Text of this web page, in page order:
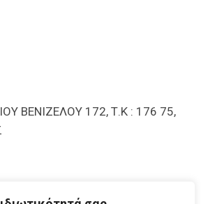
ΒΕΝΙΖΕΛΟΥ 172, Τ.Κ : 176 75,